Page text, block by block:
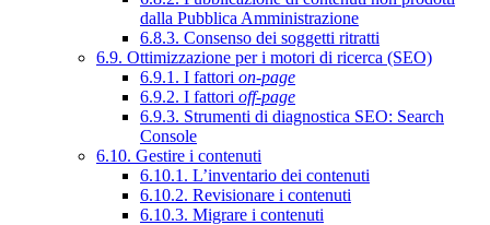
dalla Pubblica Amministrazione
6.8.3. Consenso dei soggetti ritratti
6.9. Ottimizzazione per i motori di ricerca (SEO)
6.9.1. I fattori on-page
6.9.2. I fattori off-page
6.9.3. Strumenti di diagnostica SEO: Search
Console
6.10. Gestire i contenuti
6.10.1. L’inventario dei contenuti
6.10.2. Revisionare i contenuti
6.10.3. Migrare i contenuti